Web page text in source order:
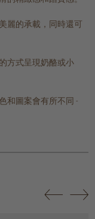
麗的承載，同時還可
方式呈現奶酪或小
和圖案會有所不同 -